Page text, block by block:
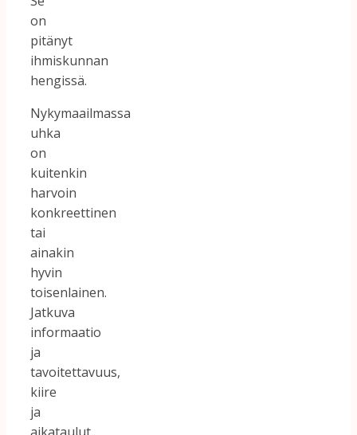
on
pitänyt
ihmiskunnan
hengissä.
Nykymaailmassa
uhka
on
kuitenkin
harvoin
konkreettinen
tai
ainakin
hyvin
toisenlainen.
Jatkuva
informaatio
ja
tavoitettavuus,
kiire
ja